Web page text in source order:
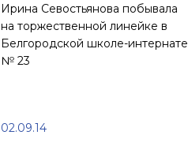
Ирина Севостьянова побывала
на торжественной линейке в
Белгородской школе-интернате
№ 23
02.09.14